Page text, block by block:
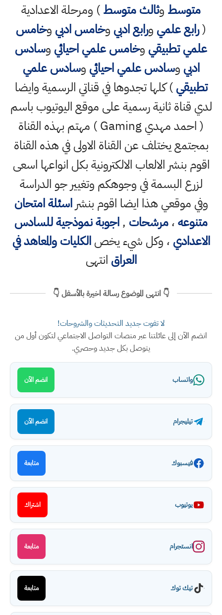
متوسط وثالث متوسط) ومرحلة الاعدادية
(رابع علمي ورابع ادبي وخامس ادبي وخامس
علمي تطبيقي وخامس علمي احيائي وسادس
ادبي وسادس علمي احيائي وسادس علمي
تطبيقي) كلها تجدوها في قناتي الرسمية وايضا
لدي قناة ثانية رسمية على موقع اليوتيوب باسم
( احمد مهدي Gaming ) مهتم بهذه القناة
بمجتمع يختلف عن القناة الاولى في هذه القناة
اقوم بنشر الالعاب الالكترونية بكل انواعها اسعى
لزرع البسمة في وجوهكم وتغيير جو الدراسة
وفي موقعي هذا ايضا اقوم بنشراسئلة امتحان
متنوعه،مرشحات ,اجوبة نموذجية للسادس
الاعدادي ، وكل شيء يخصالكليات والمعاهد في
العراق انتهى
👇 انتهى الموضوع رسالة اخيرة بالأسفل 👇
لا تفوت جديد التحديثات والشروحات!
انضم الآن إلى عائلتنا عبر منصات التواصل الاجتماعي لتكون أول من
يتوصل بكل جديد وحصري.
واتساب انضم الآن
تيليجرام انضم الآن
فيسبوك متابعة
يوتيوب اشتراك
انستجرام متابعة
تيك توك متابعة